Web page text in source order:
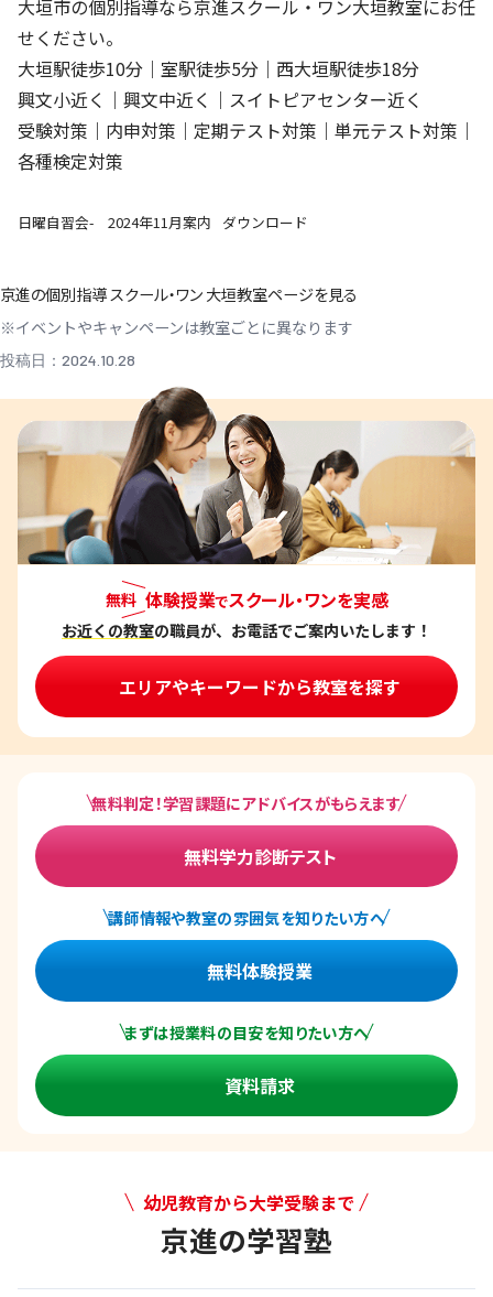
大垣市の個別指導なら京進スクール・ワン大垣教室にお任
せください。
大垣駅徒歩10分｜室駅徒歩5分｜西大垣駅徒歩18分
興文小近く｜興文中近く｜スイトピアセンター近く
受験対策｜内申対策｜定期テスト対策｜単元テスト対策｜
各種検定対策
日曜自習会- 2024年11月案内 ダウンロード
京進の個別指導 スクール・ワン 大垣教室ページを見る
※イベントやキャンペーンは教室ごとに異なります
投稿日：2024.10.28
無料 体験授業でスクール・ワンを実感
お近くの教室の職員が、お電話でご案内いたします！
エリアやキーワードから教室を探す
無料判定！学習課題にアドバイスがもらえます
無料学力診断テスト
講師情報や教室の雰囲気を知りたい方へ
無料体験授業
まずは授業料の目安を知りたい方へ
資料請求
幼児教育から大学受験まで
京進の学習塾